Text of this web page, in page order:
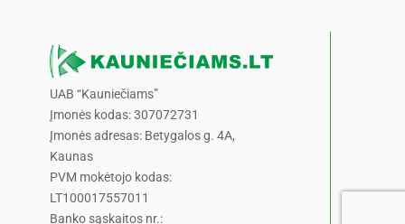
UAB “Kauniečiams”
Įmonės kodas: 307072731
Įmonės adresas: Betygalos g. 4A,
Kaunas
PVM mokėtojo kodas:
LT100017557011
Banko sąskaitos nr.: